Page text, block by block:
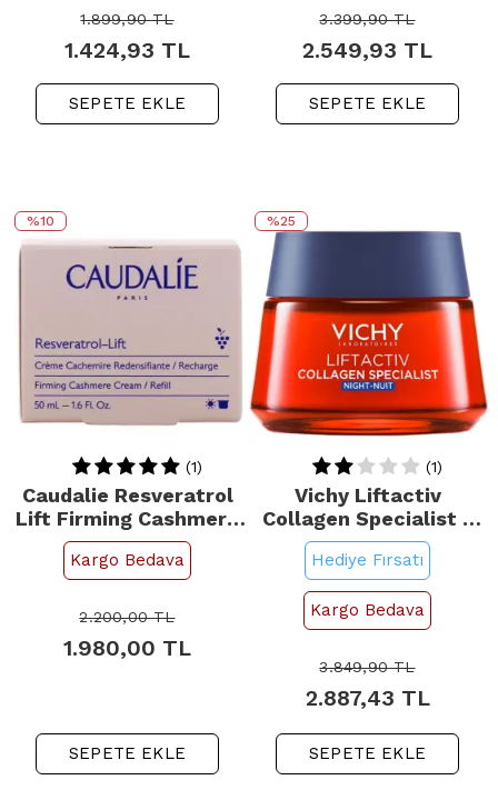
1.899,90TL
1.424,93 TL
SEPETE EKLE
3.399,90TL
2.549,93 TL
SEPETE EKLE
%10
(1)
Caudalie Resveratrol
Lift Firming Cashmere
Cream - Cilt Bakım
Kremi Refill 50ml
Kargo Bedava
2.200,00TL
1.980,00 TL
SEPETE EKLE
%25
(1)
Vichy Liftactiv
Collagen Specialist -
Yaşlanma Karşıtı Gece
Bakım Kremi 50ml
Hediye Fırsatı
Kargo Bedava
3.849,90TL
2.887,43 TL
SEPETE EKLE